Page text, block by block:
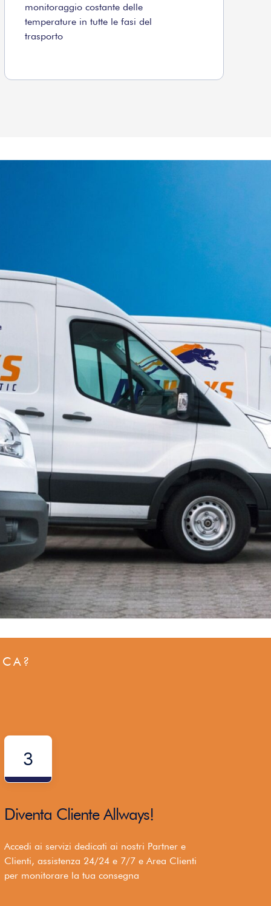
monitoraggio costante delle
temperature in tutte le fasi del
trasporto
3
Diventa Cliente Allways!
Accedi ai servizi dedicati ai nostri Partner e
Clienti, assistenza 24/24 e 7/7 e Area Clienti
per monitorare la tua consegna